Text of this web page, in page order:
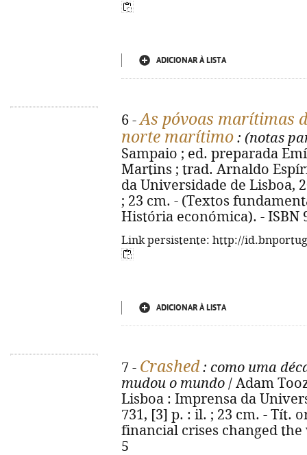
ADICIONAR À LISTA
6 -As póvoas marítimas
norte marítimo : (notas
Sampaio ; ed. preparada
Martins ; trad. Arnaldo
da Universidade de Lisboa,
; 23 cm. - (Textos
História económica). - ISBN
Link persistente: http://
ADICIONAR À LISTA
7 - Crashed : como uma
mudou o mundo / Adam
Lisboa : Imprensa da
731, [3] p. : il. ; 23 cm. - Tít.
financial crises changed the
5